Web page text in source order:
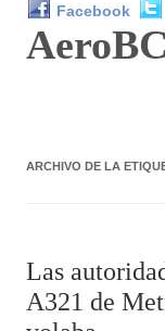
Facebook
ARCHIVO DE LA
Las
A321 de